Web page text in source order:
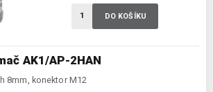
AK1/AP-2HAN
8mm, konektor M12
DO KOŠÍKU